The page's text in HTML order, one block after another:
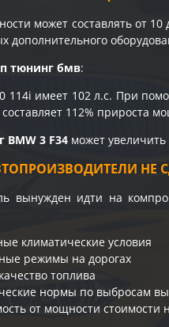
может составлять от 10
дополнительного
тюнинг бмв:
114i имеет 102 л.с. При
составляет 112% прироста
3 F34 может
НЕ
вынужден идти на
климатические условия
режимы на дорогах
топлива
нормы по выбросам
от мощности стоимости